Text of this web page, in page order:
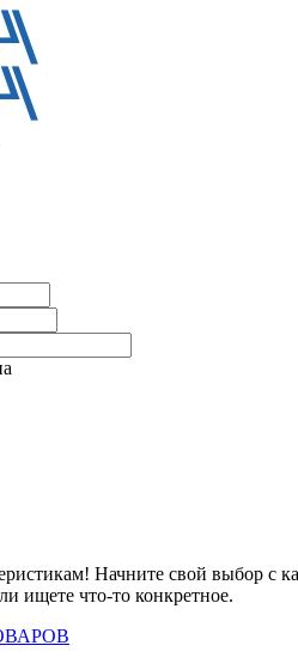
компьютеры
Socket-2066
Socket-775
Socket-fm2
Socket-am4
Начните свой выбор с
ищете что-то конкретное.